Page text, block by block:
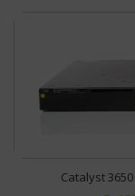
Catalyst 3650